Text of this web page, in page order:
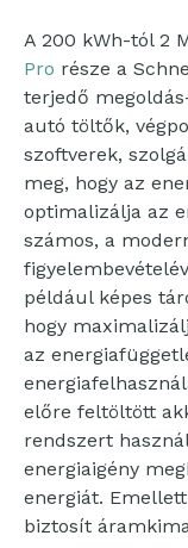
A 200 kWh-tól 2
Pro része a
terjedő
autó töltők,
szoftverek,
meg, hogy az
optimalizálja az
számos, a
például képes
hogy
az
előre feltöltött
rendszert
energiaigény
energiát.
biztosít